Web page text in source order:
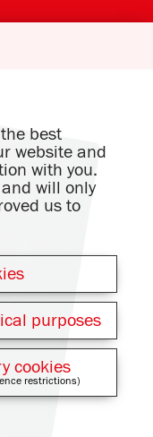
best
website and
with you.
will only
us to
purposes
cookies
restrictions)